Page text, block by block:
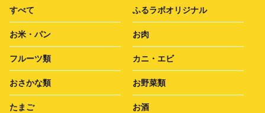
すべて ふるラボオリジナル
お米・パン お肉
フルーツ類 カニ・エビ
おさかな類 お野菜類
たまご お酒